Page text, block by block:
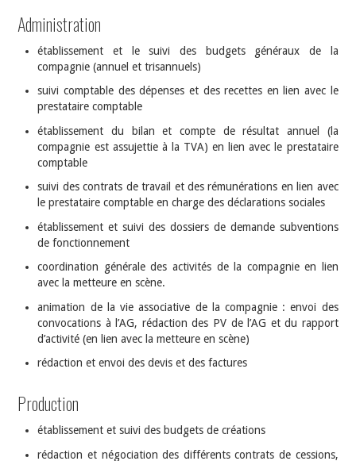
Administration
établissement et le suivi des budgets généraux de la
compagnie (annuel et trisannuels)
suivi comptable des dépenses et des recettes en lien avec le
prestataire comptable
établissement du bilan et compte de résultat annuel (la
compagnie est assujettie à la TVA) en lien avec le prestataire
comptable
suivi des contrats de travail et des rémunérations en lien avec
le prestataire comptable en charge des déclarations sociales
établissement et suivi des dossiers de demande subventions
de fonctionnement
coordination générale des activités de la compagnie en lien
avec la metteure en scène.
animation de la vie associative de la compagnie : envoi des
convocations à l’AG, rédaction des PV de l’AG et du rapport
d’activité (en lien avec la metteure en scène)
rédaction et envoi des devis et des factures
Production
établissement et suivi des budgets de créations
rédaction et négociation des différents contrats de cessions,